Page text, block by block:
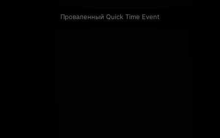
Проваленный Quick Time Event